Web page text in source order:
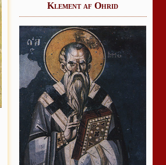
Klement af Ohrid